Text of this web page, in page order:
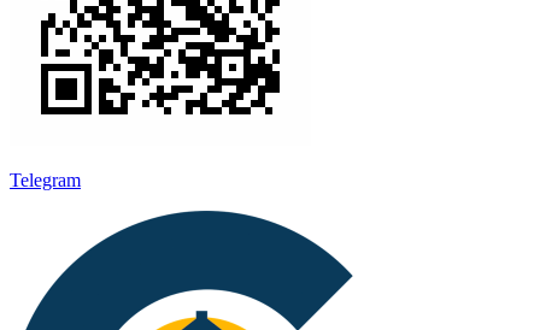
Telegram